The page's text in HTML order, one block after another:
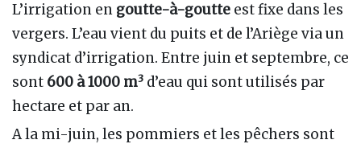
Fauche 1 juil. 2036 (J+1949)
Fumier 15 févr. 2027 (J+62)
L'épandage se fait le long des rangs de plantation (à
droite et gauche) avec une désileuse. 10 t/ha/an à 12
euros la tonne.
Griffe
1 à 4 passages entre mars et mai. Le passage de la
griffe sur 30 cm de large permet de : - mélanger le
fumier, le sol, l'herbe et le broyat - lutter contre les
L’irrigation en goutte-à-goutte est fixe dans les
vergers. L’eau vient du puits et de l’Ariège via un
syndicat d’irrigation. Entre juin et septembre, ce
sont 600 à 1000 m3 d’eau qui sont utilisés par
hectare et par an.
A la mi-juin, les pommiers et les pêchers sont